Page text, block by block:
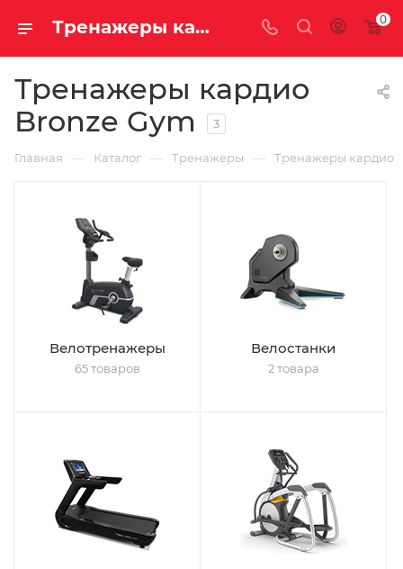
Тренажеры кардио Bronze Gym 0
Тренажеры кардио
Bronze Gym
3
Главная — Каталог — Тренажеры — Тренажеры кардио
Велотренажеры
65 товаров
Велостанки
2 товара